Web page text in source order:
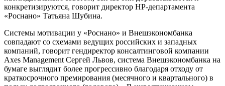
конкретизируются, говорит директор НР-департамента
«Роснано» Татьяна Шубина.
Системы мотивации у «Роснано» и Внешэкономбанка
совпадают со схемами ведущих российских и западных
компаний, говорит гендиректор консалтинговой компании
Axes Management Сергей Львов, система Внешэкономбанка на
бумаге выглядит более прогрессивно благодаря отходу от
краткосрочного премирования (месячного и квартального) в